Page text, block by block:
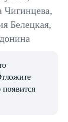
Чигинцева,
Белецкая,
появится